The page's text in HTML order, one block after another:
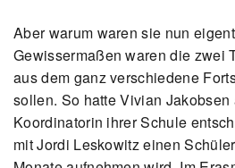
Aber warum waren sie nun
Gewissermaßen waren die zwei
aus dem ganz verschiedene
sollen. So hatte Vivian Jakobsen
Koordinatorin ihrer Schule
mit Jordi Leskowitz einen